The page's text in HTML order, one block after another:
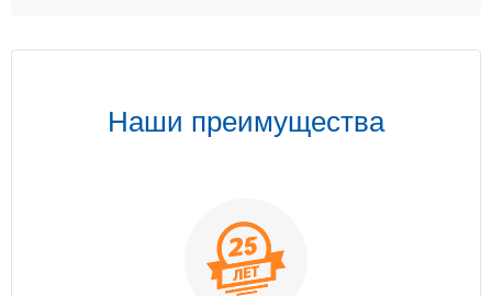
Наши преимущества